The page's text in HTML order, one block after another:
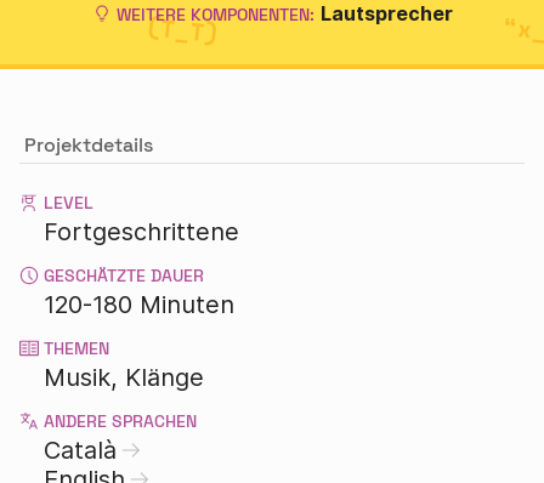
WEITERE KOMPONENTEN: Lautsprecher
Projektdetails
LEVEL
Fortgeschrittene
GESCHÄTZTE DAUER
120-180 Minuten
THEMEN
Musik Klänge
ANDERE SPRACHEN
Català